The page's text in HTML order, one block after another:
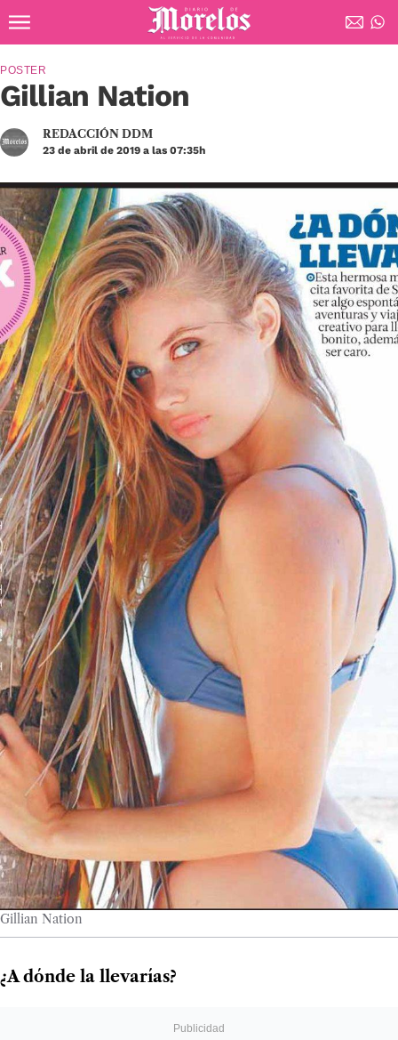
Diario de Morelos
Gillian Nation
POSTER
REDACCIÓN DDM
23 de abril de 2019 a las 07:35h
Gillian Nation
¿A dónde la llevarías?